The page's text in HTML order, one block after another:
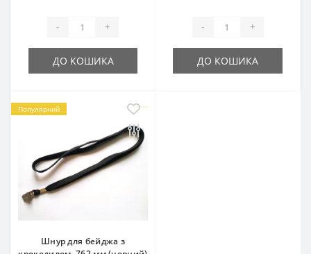
- +
ДО КОШИКА
- +
ДО КОШИКА
Популярний
Шнур для бейджа з